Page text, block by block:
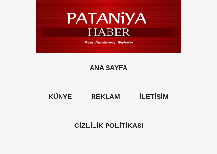
ANA SAYFA
KÜNYE REKLAM İLETİŞİM
GİZLİLİK POLİTİKASI